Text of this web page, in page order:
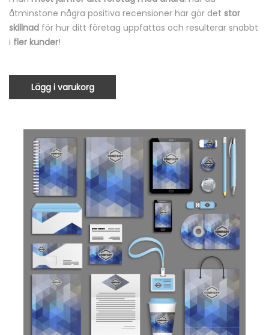
åtminstone några positiva recensioner här gör det stor
skillnad för hur ditt företag uppfattas och resulterar snabbt
i fler kunder!
Lägg i varukorg